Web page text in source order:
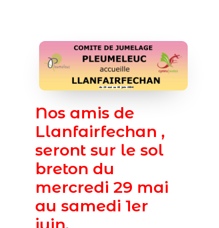
Nos amis de
Llanfairfechan ,
seront sur le sol
breton du
mercredi 29 mai
au samedi 1er